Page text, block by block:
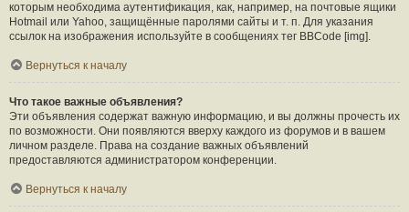
которым необходима аутентификация, как, например, на почтовые ящики
Hotmail или Yahoo, защищённые паролями сайты и т. п. Для указания
ссылок на изображения используйте в сообщениях тег BBCode [img].
Вернуться к началу
Что такое важные объявления?
Эти объявления содержат важную информацию, и вы должны прочесть их
по возможности. Они появляются вверху каждого из форумов и в вашем
личном разделе. Права на создание важных объявлений
предоставляются администратором конференции.
Вернуться к началу